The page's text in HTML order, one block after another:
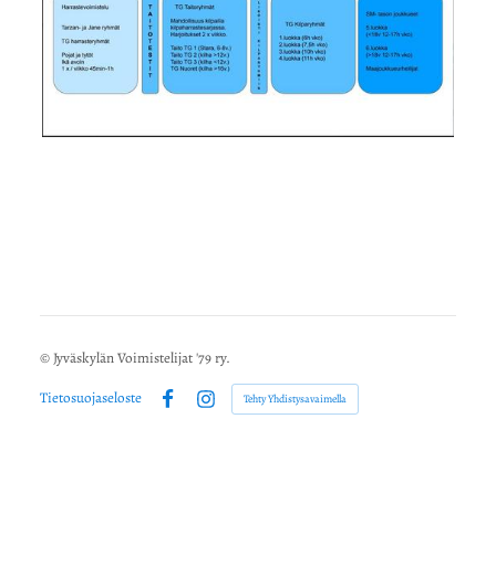
© Jyväskylän Voimistelijat '79 ry.
Tietosuojaseloste
FacebookInstagram
Tehty Yhdistysavaimella